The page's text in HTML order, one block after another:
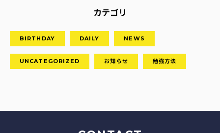
カテゴリ
BIRTHDAY DAILY NEWS
UNCATEGORIZED お知らせ 勉強方法